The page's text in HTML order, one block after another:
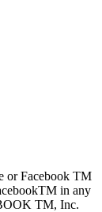
or Facebook TM
in any
TM, Inc.